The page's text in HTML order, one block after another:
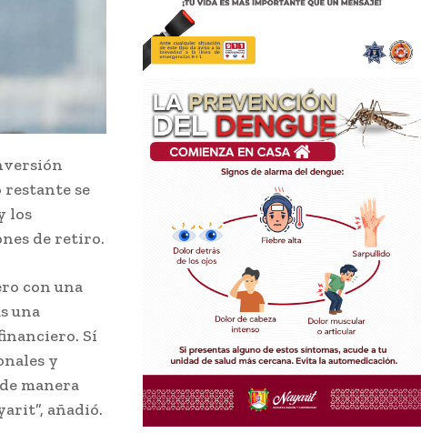
se
los
de retiro.
con una
una
Sí
y
manera
añadió.